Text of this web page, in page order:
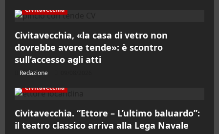
Civitavecchia
Civitavecchia, «la casa di vetro non
dovrebbe avere tende»: è scontro
sull’accesso agli atti
Redazione
Civitavecchia
Civitavecchia. “Ettore – L’ultimo baluardo”:
il teatro classico arriva alla Lega Navale